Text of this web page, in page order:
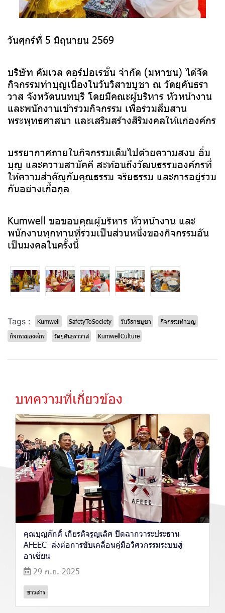
วันศุกร์ที่ 5 มิถุนายน 2569
บริษัท คัมเวล คอร์ปอเรชั่น จำกัด (มหาชน) ได้จัด
กิจกรรมทำบุญเนื่องในวันวิสาขบูชา ณ วัดยุคันธรา
วาส จังหวัดนนทบุรี โดยมีคณะผู้บริหาร หัวหน้างาน
และพนักงานเข้าร่วมกิจกรรม เพื่อร่วมสืบสาน
พระพุทธศาสนา และเสริมสร้างสิริมงคลให้แก่องค์กร
บรรยากาศภายในกิจกรรมเต็มไปด้วยความสงบ อิ่ม
บุญ และความสามัคคี สะท้อนถึงวัฒนธรรมองค์กรที่
ให้ความสำคัญกับคุณธรรม จริยธรรม และการอยู่ร่วม
กันอย่างเกื้อกูล
Kumwell ขอขอบคุณผู้บริหาร หัวหน้างาน และ
พนักงานทุกท่านที่ร่วมเป็นส่วนหนึ่งของกิจกรรมอัน
เป็นมงคลในครั้งนี้
Tags : Kumwell SafetyToSociety วันวิสาขบูชา
กิจกรรมทำบุญ
กิจกรรมองค์กร
วัดยุคันธราวาส KumwellCulture
บทความที่เกี่ยวข้อง
คุณบุญศักดิ์ เกียรติจรูญเลิศ ปิดฉากวาระประธาน
AFEEC–ส่งต่อการขับเคลื่อนคู่มือวิศวกรรมระบบสู่
อาเซียน
29 ก.ย. 2025
ข่าวสาร